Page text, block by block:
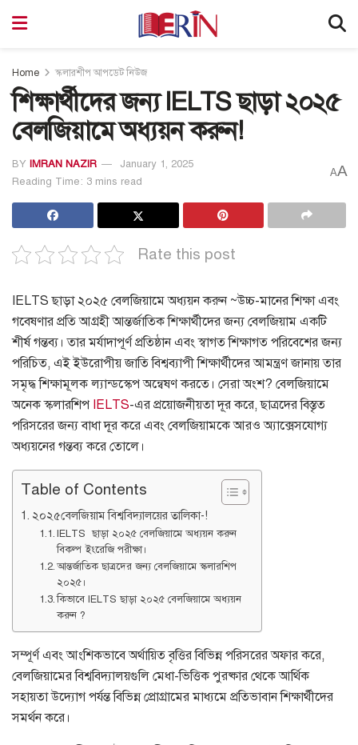
Home স্কলারশীপ আপডেট নিউজ
শিক্ষার্থীদের জন্য IELTS ছাড়া ২০২৫
বেলজিয়ামে অধ্যয়ন করুন!
BY IMRAN NAZIR
January 1, 2025
Reading Time: 3 mins read
AA
Rate this post
IELTS ছাড়া ২০২৫ বেলজিয়ামে অধ্যয়ন করুন ~উচ্চ-মানের শিক্ষা এবং
গবেষণার প্রতি আগ্রহী আন্তর্জাতিক শিক্ষার্থীদের জন্য বেলজিয়াম একটি
শীর্ষ গন্তব্য। তার মর্যাদাপূর্ণ প্রতিষ্ঠান এবং স্বাগত শিক্ষাগত পরিবেশের জন্য
পরিচিত, এই ইউরোপীয় জাতি বিশ্বব্যাপী শিক্ষার্থীদের আমন্ত্রণ জানায় তার
সমৃদ্ধ শিক্ষামূলক ল্যান্ডস্কেপ অন্বেষণ করতে। সেরা অংশ? বেলজিয়ামে
অনেক স্কলারশিপ IELTS-এর প্রয়োজনীয়তা দূর করে, ছাত্রদের বিস্তৃত
পরিসরের জন্য বাধা দূর করে এবং বেলজিয়ামকে আরও অ্যাক্সেসযোগ্য
অধ্যয়নের গন্তব্য করে তোলে।
Table of Contents
২০২৫বেলজিয়াম বিশ্ববিদ্যালয়ের তালিকা-!
IELTS ছাড়া ২০২৫ বেলজিয়ামে অধ্যয়ন করুন
বিকল্প ইংরেজি পরীক্ষা।
আন্তর্জাতিক ছাত্রদের জন্য বেলজিয়ামে স্কলারশিপ
২০২৫।
কিভাবে IELTS ছাড়া ২০২৫ বেলজিয়ামে অধ্যয়ন
করুন ?
সম্পূর্ণ এবং আংশিকভাবে অর্থায়িত বৃত্তির বিভিন্ন পরিসরের অফার করে,
বেলজিয়ামের বিশ্ববিদ্যালয়গুলি মেধা-ভিত্তিক পুরষ্কার থেকে আর্থিক
সহায়তা উদ্যোগ পর্যন্ত বিভিন্ন প্রোগ্রামের মাধ্যমে প্রতিভাবান শিক্ষার্থীদের
সমর্থন করে।